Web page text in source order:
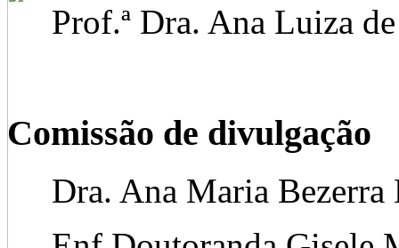
Prof.ª Dra. Ana Luiza
Comissão de divulgação
Dra. Ana Maria Bezerra